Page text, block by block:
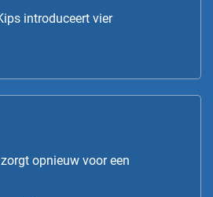
introduceert vier
opnieuw voor een